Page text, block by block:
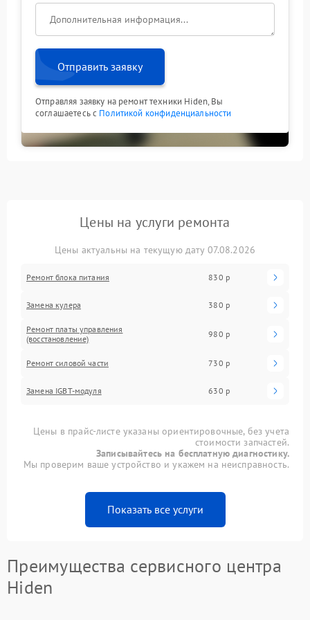
Не пытайтесь самостоятельно разбирать устройство
или менять настройки: это может усугубить
ситуацию. Доверьте устранение неисправности
специалистам — так вы сохраните ресурс
оборудования и обеспечите надежную защиту
техники.
Отправить заявку
Отправляя заявку на ремонт техники Hiden, Вы
соглашаетесь с Политикой конфиденциальности
Цены на услуги ремонта
Цены актуальны на текущую дату 07.08.2026
Ремонт блока питания 830 р
Замена кулера 380 р
Ремонт платы управления
(восстановление)
980 р
Ремонт силовой части 730 р
Замена IGBT-модуля 630 р
Цены в прайс-листе указаны ориентировочные, без учета
стоимости запчастей.
Записывайтесь на бесплатную диагностику.
Мы проверим ваше устройство и укажем на неисправность.
Показать все услуги
Преимущества сервисного центра
Hiden